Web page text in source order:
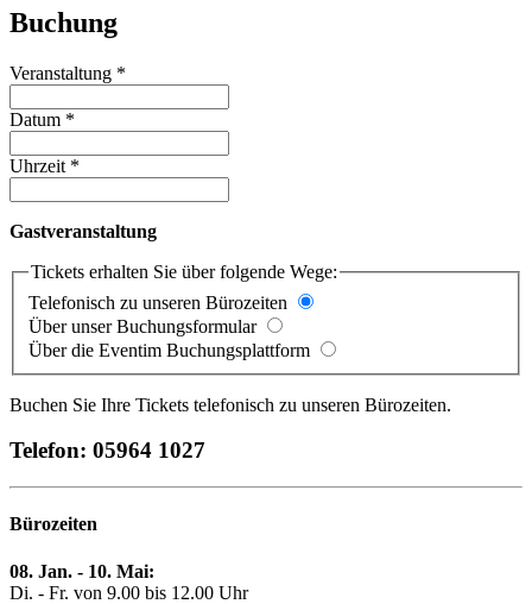
Buchung
Veranstaltung *
Datum *
Uhrzeit *
Gastveranstaltung
Tickets erhalten Sie über folgende Wege:
Telefonisch zu unseren Bürozeiten
Über unser Buchungsformular
Über die Eventim Buchungsplattform
Buchen Sie Ihre Tickets telefonisch zu unseren Bürozeiten.
Telefon: 05964 1027
Bürozeiten
08. Jan. - 10. Mai:
Di. - Fr. von 9.00 bis 12.00 Uhr